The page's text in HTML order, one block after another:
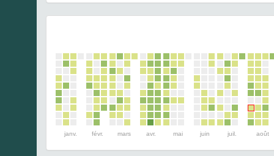
janv. févr. mars avr. mai juin juil. août